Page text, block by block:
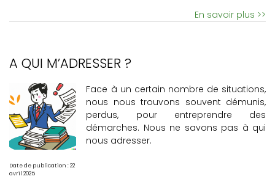
En savoir plus >>
A QUI M’ADRESSER ?
Date de publication : 22
avril 2025
Face à un certain nombre de situations,
nous nous trouvons souvent démunis,
perdus, pour entreprendre des
démarches. Nous ne savons pas à qui
nous adresser.